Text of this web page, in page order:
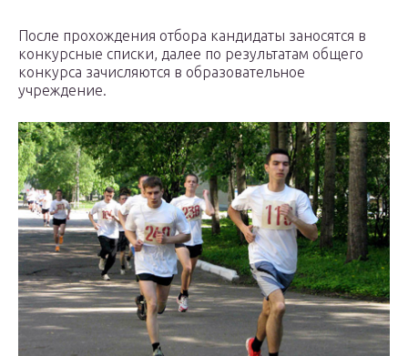
После прохождения отбора кандидаты заносятся в
конкурсные списки, далее по результатам общего
конкурса зачисляются в образовательное
учреждение.